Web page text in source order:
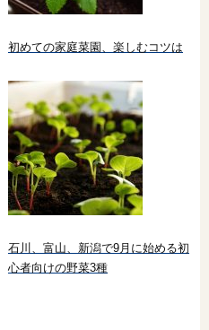
初めての家庭菜園、楽しむコツは
石川、富山、新潟で9月に始める初
心者向けの野菜3種